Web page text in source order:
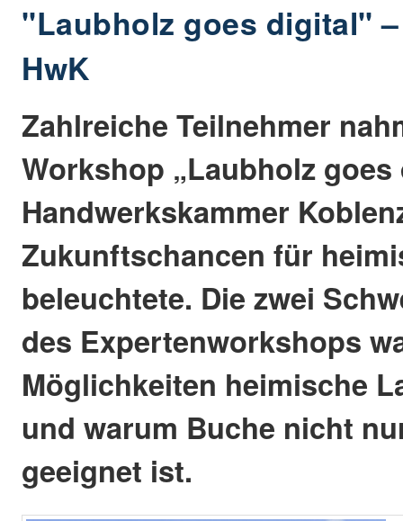
"Laubholz goes digital"
HwK
Zahlreiche Teilnehmer
Workshop „Laubholz
Handwerkskammer
Zukunftschancen für
beleuchtete. Die zwei
des Expertenworkshops
Möglichkeiten heimische
und warum Buche nicht
geeignet ist.